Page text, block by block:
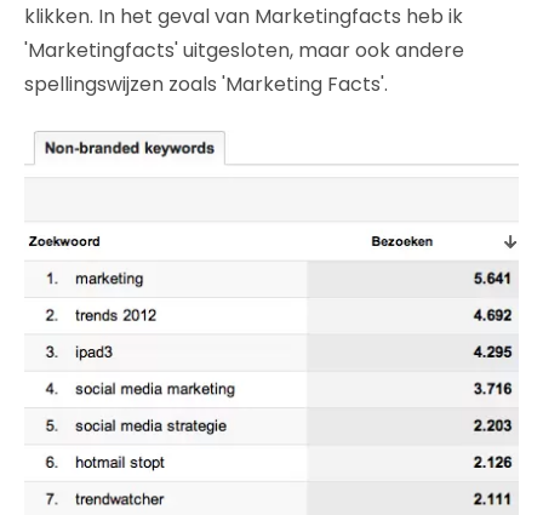
klikken. In het geval van Marketingfacts heb ik
'Marketingfacts' uitgesloten, maar ook andere
spellingswijzen zoals 'Marketing Facts'.